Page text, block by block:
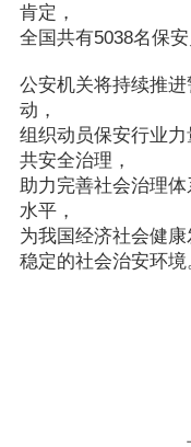
肯定，
全国共有5038名保
公安机关将持续推
动，
组织动员保安行业
共安全治理，
助力完善社会治理
水平，
为我国经济社会健
稳定的社会治安环境